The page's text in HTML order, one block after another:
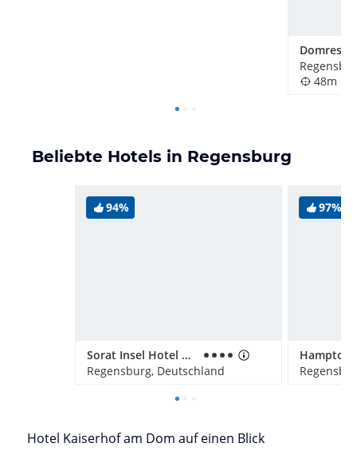
48m
Beliebte Hotels in Regensburg
94%
Sorat Insel Hotel Regensburg
Regensburg, Deutschland
97%
Hotel Kaiserhof am Dom auf einen Blick